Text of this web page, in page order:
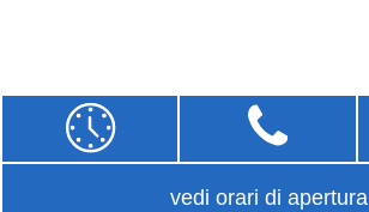
vedi orari di apertura